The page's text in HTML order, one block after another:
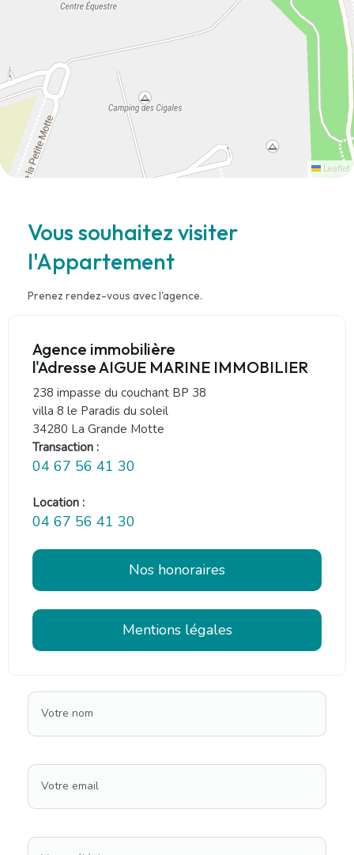
Leaflet
Vous souhaitez visiter
l'Appartement
Prenez rendez-vous avec l'agence.
Agence immobilière
l'Adresse AIGUE MARINE IMMOBILIER
238 impasse du couchant BP 38
villa 8 le Paradis du soleil
34280 La Grande Motte
Transaction :
04 67 56 41 30
Location :
04 67 56 41 30
Nos honoraires
Mentions légales
Votre nom
Votre email